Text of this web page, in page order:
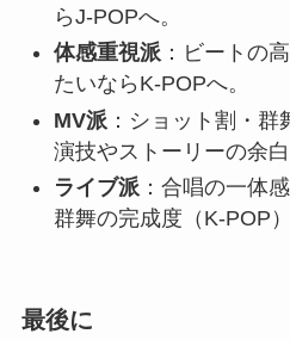
らJ-POPへ。
体感重視派：ビートの
たいならK-POPへ。
MV派：ショット割・群
演技やストーリーの余白
ライブ派：合唱の一体
群舞の完成度（K-POP
最後に